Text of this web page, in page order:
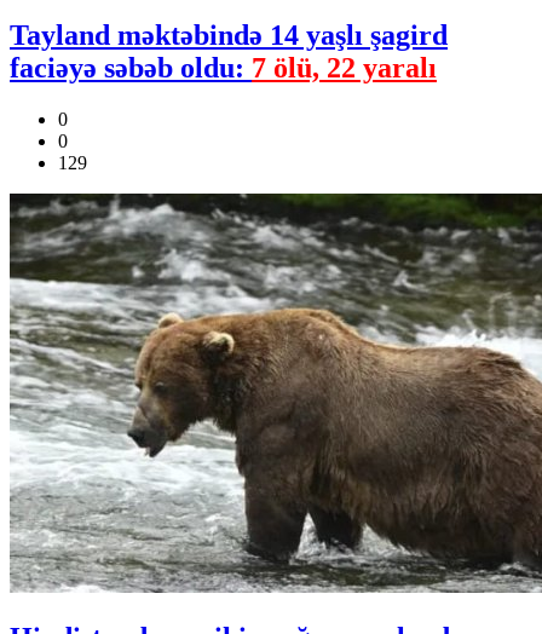
Tayland məktəbində 14 yaşlı şagird
faciəyə səbəb oldu: 7 ölü, 22 yaralı
0
0
129